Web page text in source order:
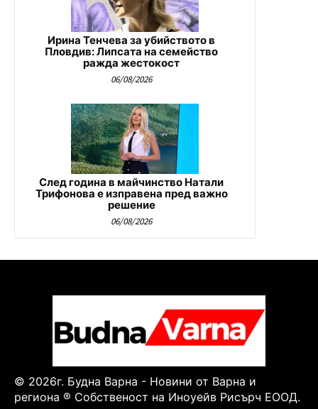
Ирина Тенчева за убийството в
Пловдив: Липсата на семейство
ражда жестокост
06/08/2026
След година в майчинство Натали
Трифонова е изправена пред важно
решение
06/08/2026
© 2026г. Будна Варна - Новини от Варна и
региона ® Собственост на Иноуейв Рисърч ЕООД.